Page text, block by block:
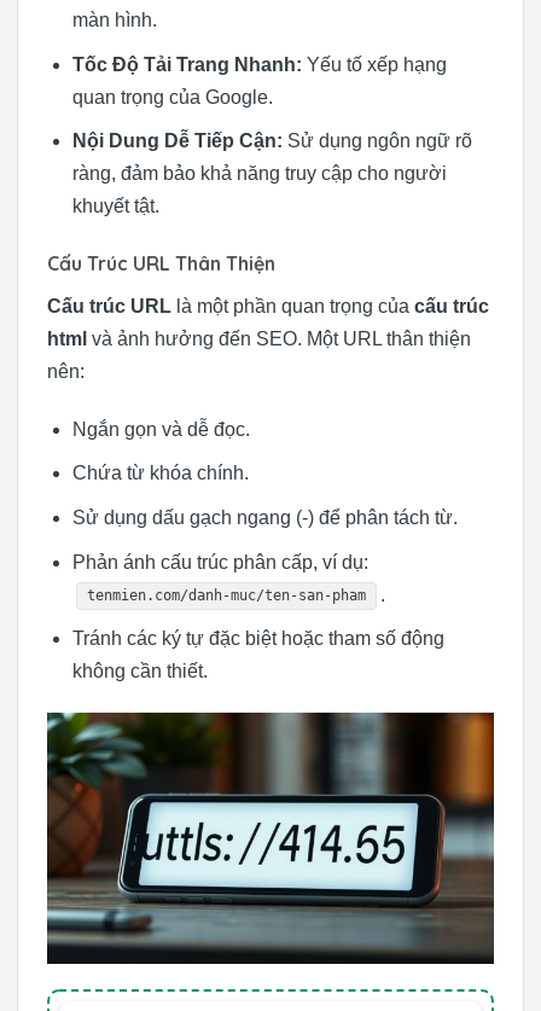
màn hình.
Tốc Độ Tải Trang Nhanh: Yếu tố xếp hạng
quan trọng của Google.
Nội Dung Dễ Tiếp Cận: Sử dụng ngôn ngữ rõ
ràng, đảm bảo khả năng truy cập cho người
khuyết tật.
Cấu Trúc URL Thân Thiện
Cấu trúc URL là một phần quan trọng của cấu trúc
html và ảnh hưởng đến SEO. Một URL thân thiện
nên:
Ngắn gọn và dễ đọc.
Chứa từ khóa chính.
Sử dụng dấu gạch ngang (-) để phân tách từ.
Phản ánh cấu trúc phân cấp, ví dụ:
tenmien.com/danh-muc/ten-san-pham .
Tránh các ký tự đặc biệt hoặc tham số động
không cần thiết.